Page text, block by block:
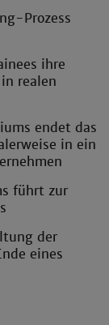
Prozess
ihre
realen
endet das
in ein
führt zur
der
eines